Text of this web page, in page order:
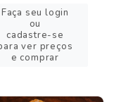
Faça seu login
ou
cadastre-se
ver preços
e comprar